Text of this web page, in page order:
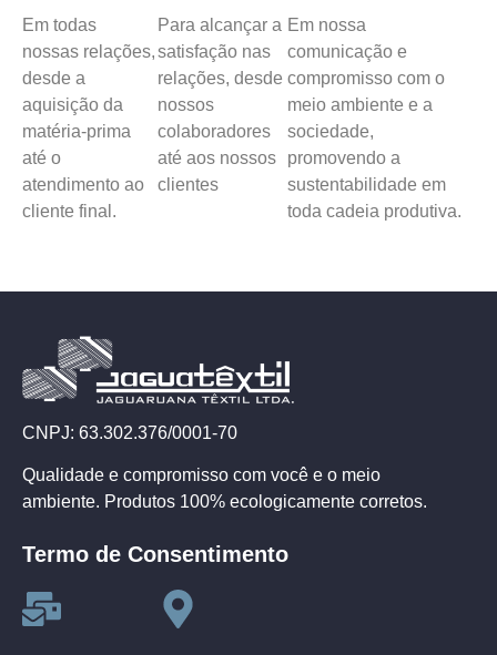
Em todas
nossas relações,
desde a
aquisição da
matéria-prima
até o
atendimento ao
cliente final.
Para alcançar a
satisfação nas
relações, desde
nossos
colaboradores
até aos nossos
clientes
Em nossa
comunicação e
compromisso com o
meio ambiente e a
sociedade,
promovendo a
sustentabilidade em
toda cadeia produtiva.
CNPJ: 63.302.376/0001-70
Qualidade e compromisso com você e o meio
ambiente. Produtos 100% ecologicamente corretos.
Termo de Consentimento